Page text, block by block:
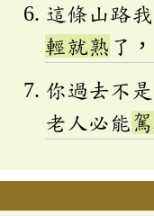
這條山路
輕就熟 了
你過去不
老人必能